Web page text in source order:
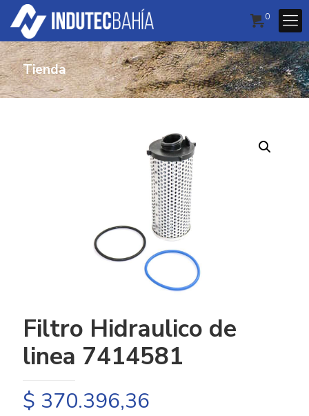
0
Tienda
Filtro Hidraulico de
linea 7414581
$ 370.396,36